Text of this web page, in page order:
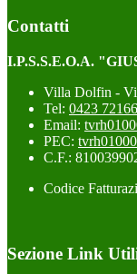
Contatti
I.P.S.S.E.O.A.
Villa Dolfin -
Tel: 0423
Email:
PEC:
C.F.:
Codice
Sezione Link